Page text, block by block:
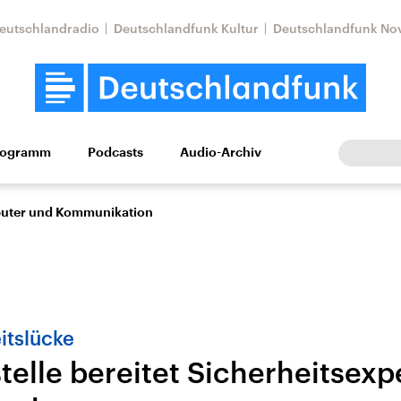
Deutschlandfunk Kultur Deutschlandfunk
Wissen Kultur Europa
Nahostkonflikt
Iran
Aktuelle Lage und
Podcasts Audio-Archiv
und Kommunikation
bereitet